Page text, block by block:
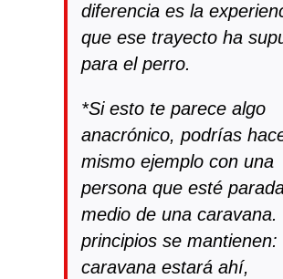
diferencia es la
que ese trayecto ha
para el perro.
*Si esto te parece algo
anacrónico, podrías
mismo ejemplo con una
persona que esté
medio de una caravana.
principios se mantienen:
caravana estará ahí,